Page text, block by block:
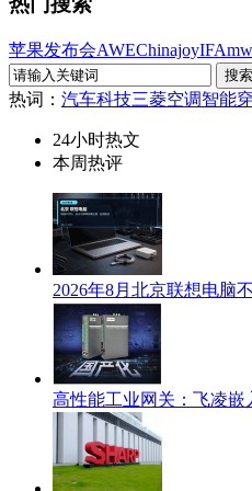
苹果发布会AWEChinajoyIFA
热词： 汽车科技三菱空调智能
24小时热文
本周热评
2026年8月北京联想电脑
高性能工业网关：飞凌